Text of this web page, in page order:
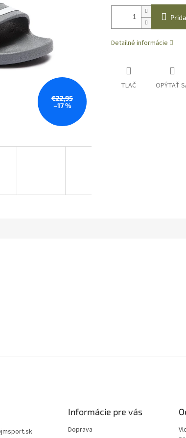
€22,95
–17 %
Detailné informácie
TLAČ OPÝTAŤ
jmsport.sk
Informácie pre vás
Doprava